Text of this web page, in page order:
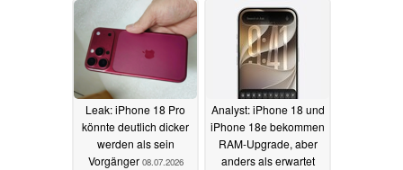
Leak: iPhone 18 Pro
könnte deutlich dicker
werden als sein
Vorgänger 08.07.2026
Analyst: iPhone 18 und
iPhone 18e bekommen
RAM-Upgrade, aber
anders als erwartet